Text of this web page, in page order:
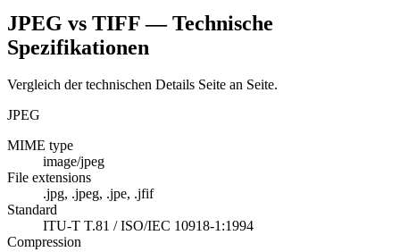
JPEG vs TIFF — Technische
Spezifikationen
Vergleich der technischen Details Seite an Seite.
JPEG
MIME type
image/jpeg
File extensions
.jpg, .jpeg, .jpe, .jfif
Standard
ITU-T T.81 / ISO/IEC 10918-1:1994
Compression